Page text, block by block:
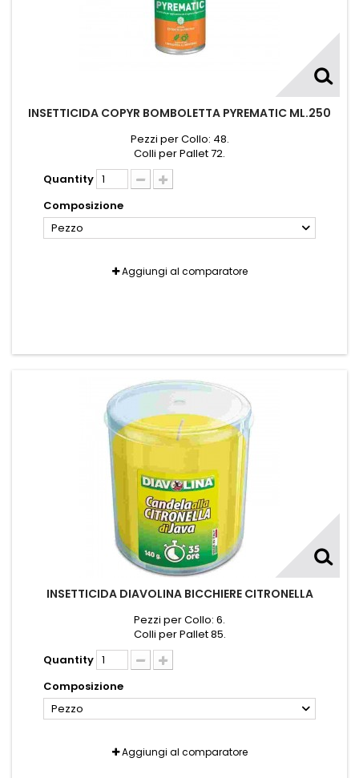
INSETTICIDA COPYR BOMBOLETTA PYREMATIC ML.250
Pezzi per Collo: 48.
Colli per Pallet 72.
Quantity
Composizione
Pezzo
Aggiungi al comparatore
INSETTICIDA DIAVOLINA BICCHIERE CITRONELLA
Pezzi per Collo: 6.
Colli per Pallet 85.
Quantity
Composizione
Pezzo
Aggiungi al comparatore